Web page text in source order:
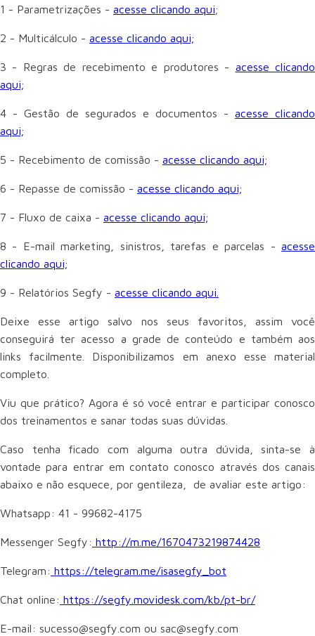
1 - Parametrizações - acesse clicando aqui;
2 - Multicálculo - acesse clicando aqui;
3 - Regras de recebimento e produtores - acesse clicando
aqui;
4 - Gestão de segurados e documentos - acesse clicando
aqui;
5 - Recebimento de comissão - acesse clicando aqui;
6 - Repasse de comissão - acesse clicando aqui;
7 - Fluxo de caixa - acesse clicando aqui;
8 - E-mail marketing, sinistros, tarefas e parcelas - acesse
clicando aqui;
9 - Relatórios Segfy - acesse clicando aqui.
Deixe esse artigo salvo nos seus favoritos, assim você
conseguirá ter acesso a grade de conteúdo e também aos
links facilmente. Disponibilizamos em anexo esse material
completo.
Viu que prático? Agora é só você entrar e participar conosco
dos treinamentos e sanar todas suas dúvidas.
Caso tenha ficado com alguma outra dúvida, sinta-se à
vontade para entrar em contato conosco através dos canais
abaixo e não esquece, por gentileza, de avaliar este artigo:
Whatsapp: 41 - 99682-4175
Messenger Segfy: http://m.me/1670473219874428
Telegram: https://telegram.me/isasegfy_bot
Chat online: https://segfy.movidesk.com/kb/pt-br/
E-mail: sucesso@segfy.com ou sac@segfy.com